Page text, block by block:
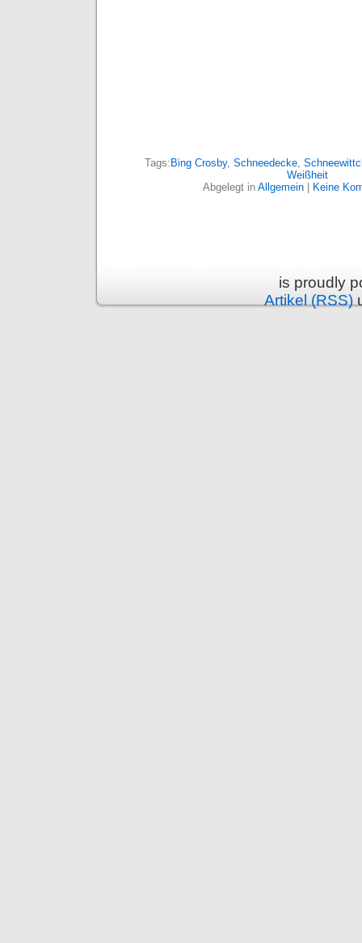
Tags:Bing Crosby, Schneedecke,
Weißheit
Abgelegt in Allgemein | Keine
is proudly
Artikel (RSS)